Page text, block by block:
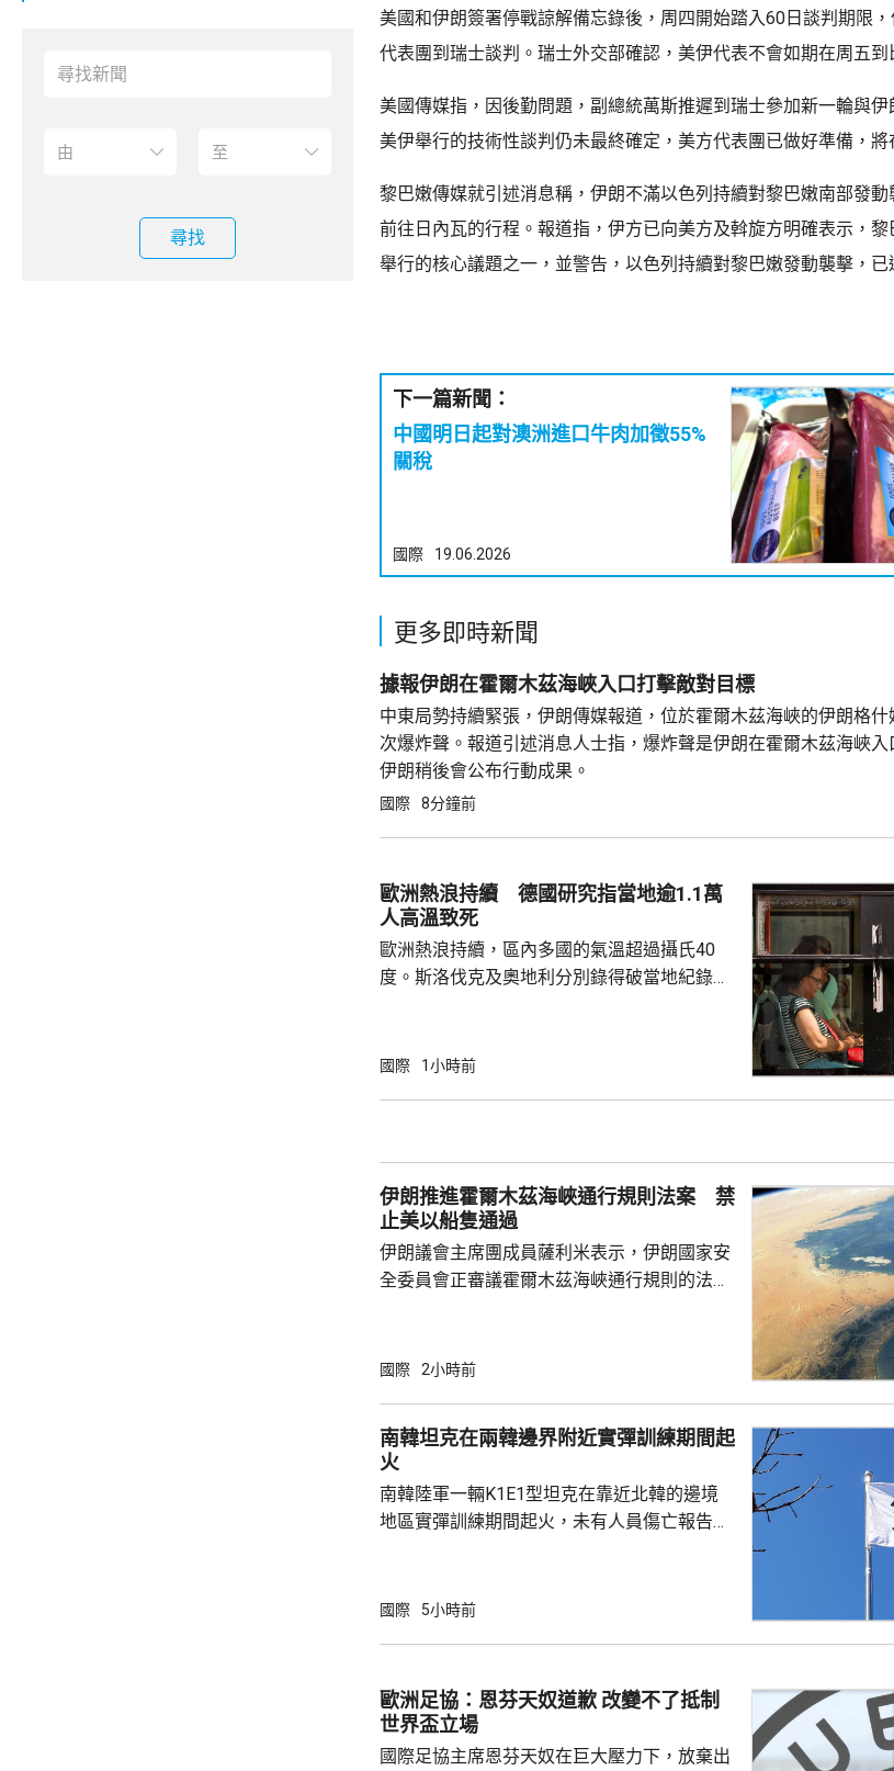
尋找
美國和伊朗簽署停戰諒解備忘錄後，周四開始踏入60日談判期限
代表團到瑞士談判。瑞士外交部確認，美伊代表不會如期在周五到
美國傳媒指，因後勤問題，副總統萬斯推遲到瑞士參加新一輪與伊
美伊舉行的技術性談判仍未最終確定，美方代表團已做好準備，將
黎巴嫩傳媒就引述消息稱，伊朗不滿以色列持續對黎巴嫩南部發
前往日內瓦的行程。報道指，伊方已向美方及斡旋方明確表示，
舉行的核心議題之一，並警告，以色列持續對黎巴嫩發動襲擊，已
下一篇新聞：
中國明日起對澳洲進口牛肉加徵55%
關稅
國際 19.06.2026
更多即時新聞
據報伊朗在霍爾木茲海峽入口打擊敵對目標
中東局勢持續緊張，伊朗傳媒報道，位於霍爾木茲海峽的伊朗格
次爆炸聲。報道引述消息人士指，爆炸聲是伊朗在霍爾木茲海峽入
伊朗稍後會公布行動成果。
國際 8分鐘前
歐洲熱浪持續 德國研究指當地逾1.1萬
人高溫致死
歐洲熱浪持續，區內多國的氣溫超過攝氏40
度。斯洛伐克及奧地利分別錄得破當地紀錄的
死，打破2016年以來當地的相關死亡人數紀
國際 1小時前
伊朗推進霍爾木茲海峽通行規則法案 禁
止美以船隻通過
伊朗議會主席團成員薩利米表示，伊朗國家安
全委員會正審議霍爾木茲海峽通行規則的法案
民用貨物不得通過有關區域；參與針對「抵抗
成賠償前無法獲得通過霍爾木茲海峽和波斯灣
的許可。 根據方案，違反相關規定者，將被處
以最高達貨物價值20%的罰款。伊朗政...
國際 2小時前
南韓坦克在兩韓邊界附近實彈訓練期間起
火
南韓陸軍一輛K1E1型坦克在靠近北韓的邊境
地區實彈訓練期間起火，未有人員傷亡報告。
甲旅，上午完成射擊訓練、前往集結地點途中
人員，要求停車並安全疏散，南韓軍方和消防
部門正調查起火原因。
國際 5小時前
歐洲足協：恩芬天奴道歉 改變不了抵制
世界盃立場
國際足協主席恩芬天奴在巨大壓力下，放棄出